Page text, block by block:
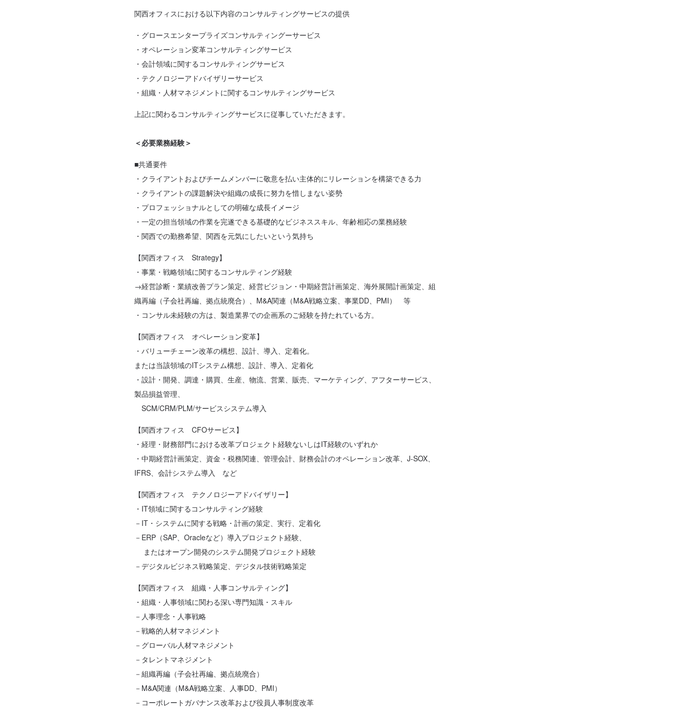
関西オフィスにおける以下内容のコンサルティングサービスの提供
・グロースエンタープライズコンサルティングーサービス
・オペレーション変革コンサルティングサービス
・会計領域に関するコンサルティングサービス
・テクノロジーアドバイザリーサービス
・組織・人材マネジメントに関するコンサルティングサービス
上記に関わるコンサルティングサービスに従事していただきます。
＜必要業務経験＞
■共通要件
・クライアントおよびチームメンバーに敬意を払い主体的にリレーションを構築できる力
・クライアントの課題解決や組織の成長に努力を惜しまない姿勢
・プロフェッショナルとしての明確な成長イメージ
・一定の担当領域の作業を完遂できる基礎的なビジネススキル、年齢相応の業務経験
・関西での勤務希望、関西を元気にしたいという気持ち
【関西オフィス Strategy】
・事業・戦略領域に関するコンサルティング経験
→経営診断・業績改善プラン策定、経営ビジョン・中期経営計画策定、海外展開計画策定、組
織再編（子会社再編、拠点統廃合）、M&A関連（M&A戦略立案、事業DD、PMI） 等
・コンサル未経験の方は、製造業界での企画系のご経験を持たれている方。
【関西オフィス オペレーション変革】
・バリューチェーン改革の構想、設計、導入、定着化。
または当該領域のITシステム構想、設計、導入、定着化
・設計・開発、調達・購買、生産、物流、営業、販売、マーケティング、アフターサービス、
製品損益管理、
SCM/CRM/PLM/サービスシステム導入
【関西オフィス CFOサービス】
・経理・財務部門における改革プロジェクト経験ないしはIT経験のいずれか
・中期経営計画策定、資金・税務関連、管理会計、財務会計のオペレーション改革、J-SOX、
IFRS、会計システム導入 など
【関西オフィス テクノロジーアドバイザリー】
・IT領域に関するコンサルティング経験
－IT・システムに関する戦略・計画の策定、実行、定着化
－ERP（SAP、Oracleなど）導入プロジェクト経験、
またはオープン開発のシステム開発プロジェクト経験
－デジタルビジネス戦略策定、デジタル技術戦略策定
【関西オフィス 組織・人事コンサルティング】
・組織・人事領域に関わる深い専門知識・スキル
－人事理念・人事戦略
－戦略的人材マネジメント
－グローバル人材マネジメント
－タレントマネジメント
－組織再編（子会社再編、拠点統廃合）
－M&A関連（M&A戦略立案、人事DD、PMI）
－コーポレートガバナンス改革および役員人事制度改革